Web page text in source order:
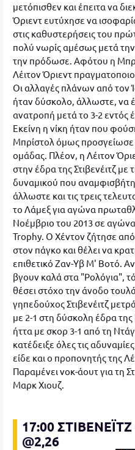
μετόπισθεν και έπειτα να
Όριεντ ευτύχησε να
στις καθυστερήσεις του
πολύ νωρίς αμέσως μετά
την πρόδωσε. Αφότου η
Λέιτον Όριεντ
Οι αλλαγές πλάνων από τον
ήταν δύσκολο, άλλωστε, να
ανατροπή μετά το 3-2 εντός
Εκείνη η νίκη ήταν που
Μπρίστολ όμως προσγείωσε
ομάδας. Πλέον, η Λέιτον
στην έδρα της Στιβενέιτζ
δυναμικού που
άλλωστε και τις τρεις
το Λάμεξ για αγώνα
Νοέμβριο του 2013 σε
Trophy. Ο Χέντον ζήτησε από
στον πάγκο και θέλει να
επιθετικό Ζαν-Υβ Μ' Βοτό.
βγουν καλά στα "Ρολόγια",
θέσει στόχο την άνοδο
γηπεδούχος Στιβενέιτζ
με 2-1 στη δύσκολη έδρα
ήττα με σκορ 3-1 από τη
κατέδειξε όλες τις
είδε και ο προπονητής της
Παραμένει νοκ-άουτ για τη
Μαρκ Χιουζ.
17:00
@2,26